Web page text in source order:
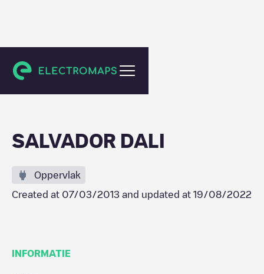
St. Petersburg
SALVADOR DALI
Oppervlak
Created at 07/03/2013 and updated at 19/08/2022
INFORMATIE